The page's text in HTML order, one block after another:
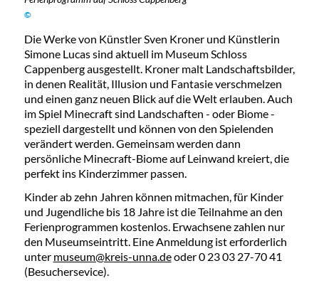
©
Die Werke von Künstler Sven Kroner und Künstlerin
Simone Lucas sind aktuell im Museum Schloss
Cappenberg ausgestellt. Kroner malt Landschaftsbilder,
in denen Realität, Illusion und Fantasie verschmelzen
und einen ganz neuen Blick auf die Welt erlauben. Auch
im Spiel Minecraft sind Landschaften - oder Biome -
speziell dargestellt und können von den Spielenden
verändert werden. Gemeinsam werden dann
persönliche Minecraft-Biome auf Leinwand kreiert, die
perfekt ins Kinderzimmer passen.
Kinder ab zehn Jahren können mitmachen, für Kinder
und Jugendliche bis 18 Jahre ist die Teilnahme an den
Ferienprogrammen kostenlos. Erwachsene zahlen nur
den Museumseintritt. Eine Anmeldung ist erforderlich
unter museum@kreis-unna.deoder 0 23 03 27-70 41
(Besuchersevice).